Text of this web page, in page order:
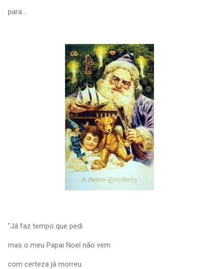
para...
"Já faz tempo que pedi
mas o meu Papai Noel não vem
com certeza já morreu